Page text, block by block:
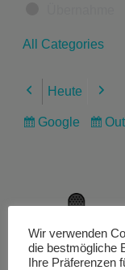
All Categories
Previous
Heute Next
Subscribe
Google
Wir verwenden
die bestmögliche
Ihre Präferenzen